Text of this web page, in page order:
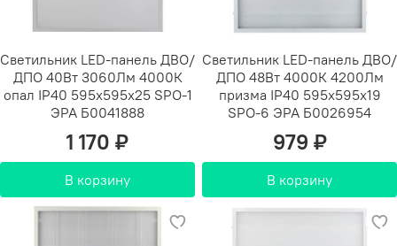
Светильник LED-панель ДВО/
ДПО 40Вт 3060Лм 4000К
опал IP40 595x595x25 SPO-1
ЭРА Б0041888
1 170 ₽
В корзину
Светильник LED-панель ДВО/
ДПО 48Вт 4000К 4200Лм
призма IP40 595х595х19
SPO-6 ЭРА Б0026954
979 ₽
В корзину